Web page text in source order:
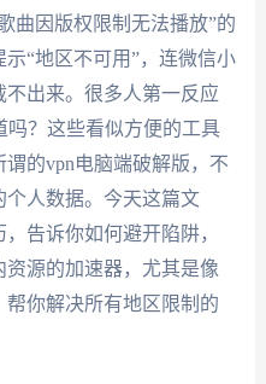
曲因版权限制无法播放”的
“地区不可用”，连微信小
出来。很多人第一反应
吗？这些看似方便的工具
的vpn电脑端破解版，不
人数据。今天这篇文
告诉你如何避开陷阱，
源的加速器，尤其是像
你解决所有地区限制的